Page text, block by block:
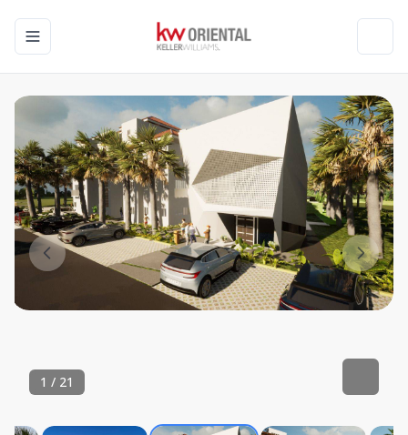
Toggle navigation menu
1 / 21